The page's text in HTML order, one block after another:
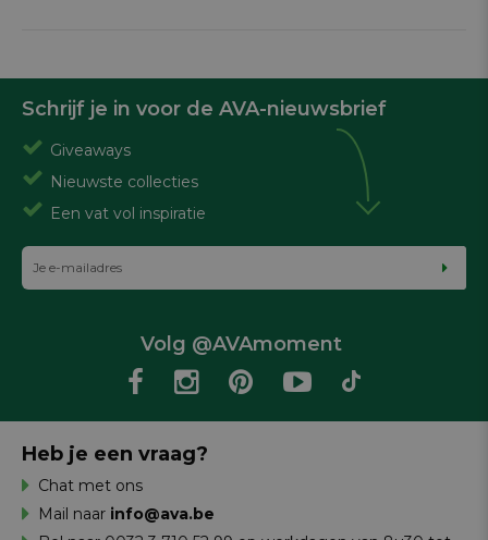
Schrijf je in voor de AVA-nieuwsbrief
Giveaways
Nieuwste collecties
Een vat vol inspiratie
Volg @AVAmoment
Heb je een vraag?
Chat met ons
Mail naar info@ava.be